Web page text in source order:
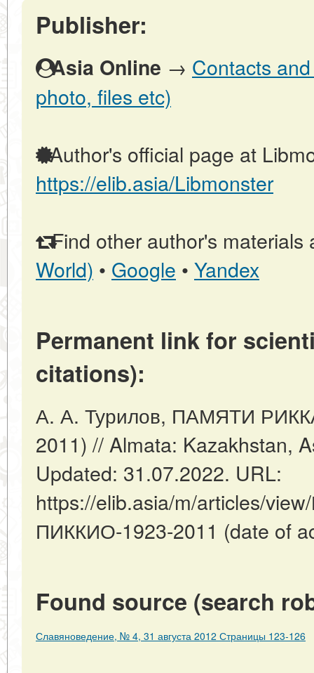
Publisher:
Asia Online → Contacts
photo, files etc)
Author's official page at
https://elib.asia/Libmonster
Find other author's materials
World) • Google • Yandex
Permanent link for
citations):
А. А. Турилов, ПАМЯТИ
2011) // Almata: Kazakhstan,
Updated: 31.07.2022. URL:
https://elib.asia/m/articles/
ПИККИО-1923-2011 (date of
Found source (search
Славяноведение, № 4, 31 августа 2012 Страницы 123-126